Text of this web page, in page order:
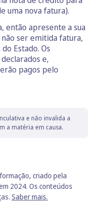
uma nova fatura).
então apresente a sua
ser emitida fatura,
Estado. Os
e,
pagos pelo
e não invalida a
a matéria em causa.
criado pela
2024. Os conteúdos
Saber mais.